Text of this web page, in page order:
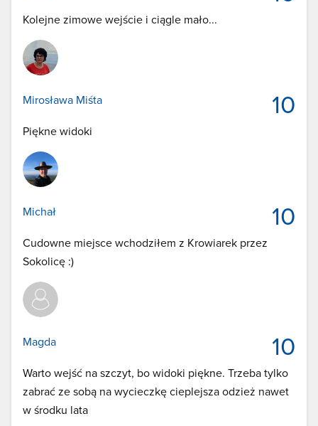
Kolejne zimowe wejście i ciągle mało...
10
Mirosława Miśta
Piękne widoki
10
Michał
Cudowne miejsce wchodziłem z Krowiarek przez
Sokolicę :)
10
Magda
Warto wejść na szczyt, bo widoki piękne. Trzeba tylko
zabrać ze sobą na wycieczkę cieplejsza odzież nawet
w środku lata